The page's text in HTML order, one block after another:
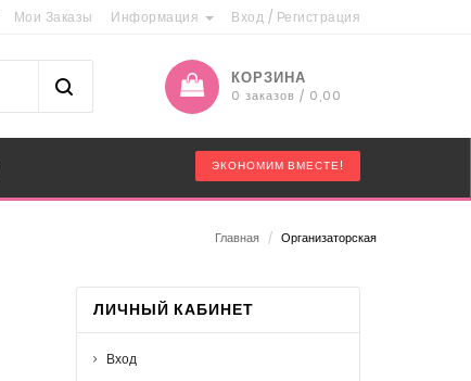
Мои Заказы Информация Вход / Регистрация
КОРЗИНА
0 заказов / 0,00
ЭКОНОМИМ ВМЕСТЕ!
Главная / Организаторская
ЛИЧНЫЙ КАБИНЕТ
Вход